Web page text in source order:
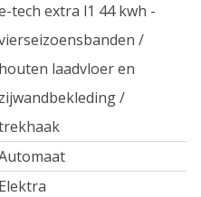
tech extra l1 44 kwh -
/
houten laadvloer en
zijwandbekleding /
Elektra